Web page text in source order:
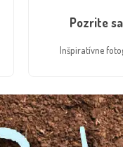
Pozrite
Inšpiratívne